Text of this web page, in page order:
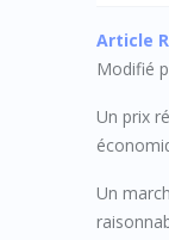
Article
Modifié
Un prix
Un